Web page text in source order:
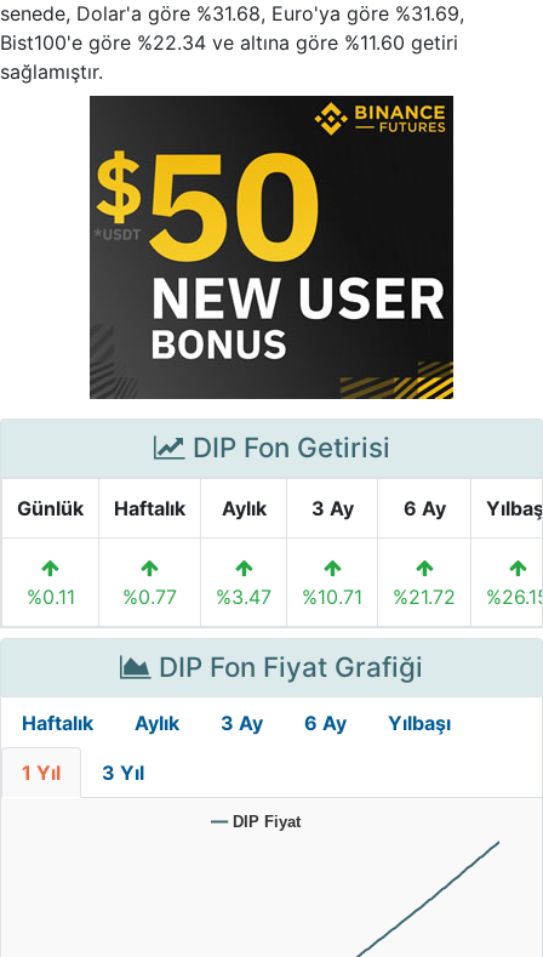
senede, Dolar'a göre %31.68, Euro'ya göre %31.69,
Bist100'e göre %22.34 ve altına göre %11.60 getiri
sağlamıştır.
DIP Fon Getirisi
Günlük Haftalık Aylık 3 Ay 6 Ay
%0.11 %0.77 %3.47 %10.71 %21.72
DIP Fon Fiyat Grafiği
Haftalık Aylık 3 Ay 6 Ay Yılbaşı
1 Yıl 3 Yıl